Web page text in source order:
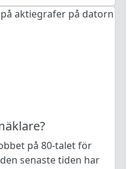
på 80-talet för
senaste tiden har